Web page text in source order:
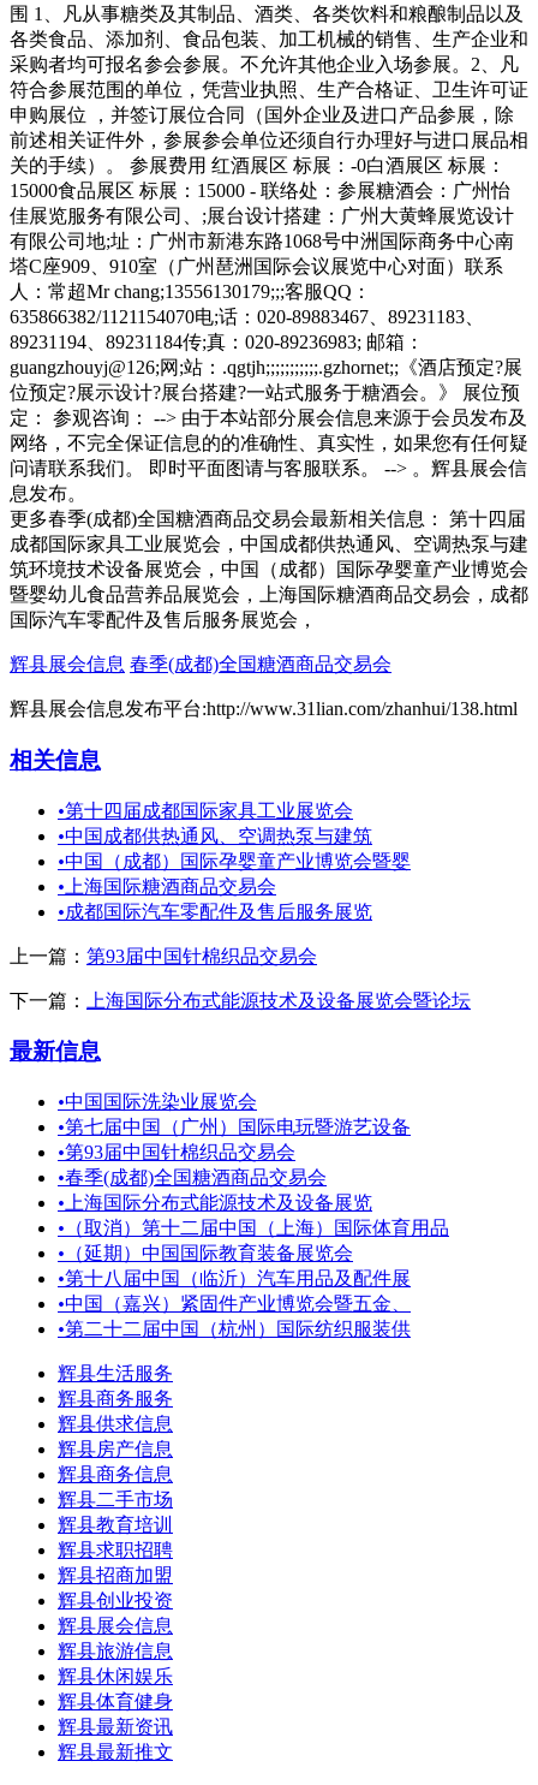
围 1、凡从事糖类及其制品、酒类、各类饮料和粮酿制品以及
各类食品、添加剂、食品包装、加工机械的销售、生产企业和
采购者均可报名参会参展。不允许其他企业入场参展。2、凡
符合参展范围的单位，凭营业执照、生产合格证、卫生许可证
申购展位 ，并签订展位合同（国外企业及进口产品参展，除
前述相关证件外，参展参会单位还须自行办理好与进口展品相
关的手续）。 参展费用 红酒展区 标展：-0白酒展区 标展：
15000食品展区 标展：15000 - 联络处：参展糖酒会：广州怡
佳展览服务有限公司、;展台设计搭建：广州大黄蜂展览设计
有限公司地;址：广州市新港东路1068号中洲国际商务中心南
塔C座909、910室（广州琶洲国际会议展览中心对面）联系
人：常超Mr chang;13556130179;;;客服QQ：
635866382/1121154070电;话：020-89883467、89231183、
89231194、89231184传;真：020-89236983; 邮箱：
guangzhouyj@126;网;站：.qgtjh;;;;;;;;;;;.gzhornet;;《酒店预定?展
位预定?展示设计?展台搭建?一站式服务于糖酒会。》 展位预
定： 参观咨询： --> 由于本站部分展会信息来源于会员发布及
网络，不完全保证信息的的准确性、真实性，如果您有任何疑
问请联系我们。 即时平面图请与客服联系。 --> 。辉县展会信
息发布。
更多春季(成都)全国糖酒商品交易会最新相关信息： 第十四届
成都国际家具工业展览会，中国成都供热通风、空调热泵与建
筑环境技术设备展览会，中国（成都）国际孕婴童产业博览会
暨婴幼儿食品营养品展览会，上海国际糖酒商品交易会，成都
国际汽车零配件及售后服务展览会，
辉县展会信息 春季(成都)全国糖酒商品交易会
辉县展会信息发布平台:http://www.31lian.com/zhanhui/138.html
相关信息
•第十四届成都国际家具工业展览会
•中国成都供热通风、空调热泵与建筑
•中国（成都）国际孕婴童产业博览会暨婴
• 上海国际糖酒商品交易会
•成都国际汽车零配件及售后服务展览
上一篇： 第93届中国针棉织品交易会
下一篇： 上海国际分布式能源技术及设备展览会暨论坛
最新信息
•中国国际洗染业展览会
•第七届中国（广州）国际电玩暨游艺设备
•第93届中国针棉织品交易会
•春季(成都)全国糖酒商品交易会
• 上海国际分布式能源技术及设备展览
• （取消）第十二届中国（上海）国际体育用品
• （延期）中国国际教育装备展览会
•第十八届中国（临沂）汽车用品及配件展
•中国（嘉兴）紧固件产业博览会暨五金、
•第二十二届中国（杭州）国际纺织服装供
辉县生活服务
辉县商务服务
辉县供求信息
辉县房产信息
辉县商务信息
辉县二手市场
辉县教育培训
辉县求职招聘
辉县招商加盟
辉县创业投资
辉县展会信息
辉县旅游信息
辉县休闲娱乐
辉县体育健身
辉县最新资讯
辉县最新推文